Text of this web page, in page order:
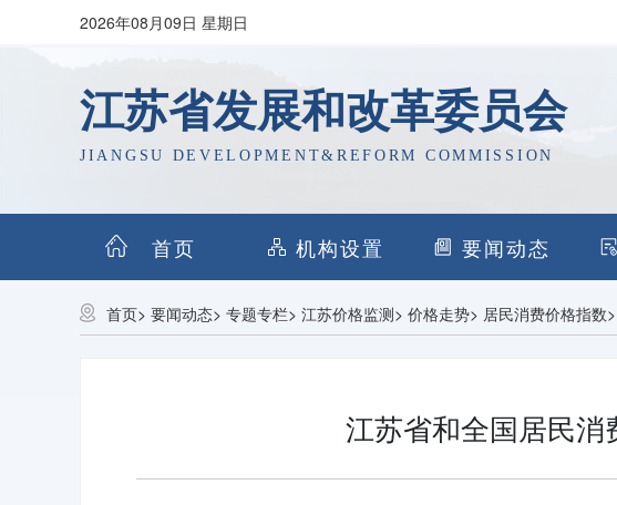
2026年08月09日 星期日
江苏省发展和改革委员会
JIANGSU DEVELOPMENT&REFORM COMMISSION
首页 机构设置 要闻动态
首页> 要闻动态> 专题专栏> 江苏价格监测> 价格走势> 居民消费价格指数>
江苏省和全国居民消